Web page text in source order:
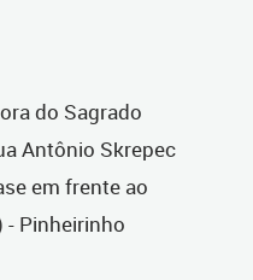
do Sagrado
Antônio Skrepec
em frente ao
- Pinheirinho